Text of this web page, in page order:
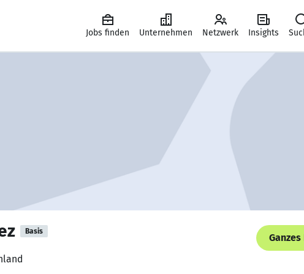
Jobs finden Unternehmen Netzwerk Insights
Basis